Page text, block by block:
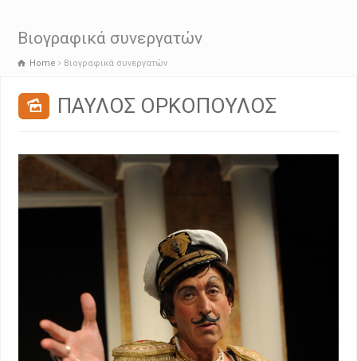
Βιογραφικά συνεργατών
Home Βιογραφικά συνεργατών
ΠΑΥΛΟΣ ΟΡΚΟΠΟΥΛΟΣ